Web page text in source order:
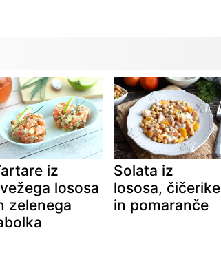
iz
lososa
zelenega
Solata iz
lososa, čičerike
in pomaranče